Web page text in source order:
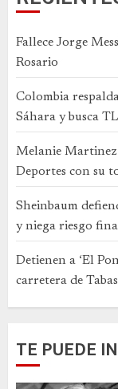
Fallece Jorge
Rosario
Colombia
Sáhara y busca
Melanie Martinez
Deportes con su
Sheinbaum
y niega riesgo
Detienen a ‘El
carretera de
TE PUEDE